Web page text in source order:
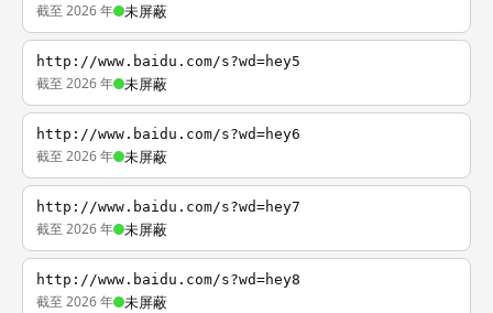
截至 2026 年 未屏蔽
http://www.baidu.com/s?wd=hey5
截至 2026 年 未屏蔽
http://www.baidu.com/s?wd=hey6
截至 2026 年 未屏蔽
http://www.baidu.com/s?wd=hey7
截至 2026 年 未屏蔽
http://www.baidu.com/s?wd=hey8
截至 2026 年 未屏蔽